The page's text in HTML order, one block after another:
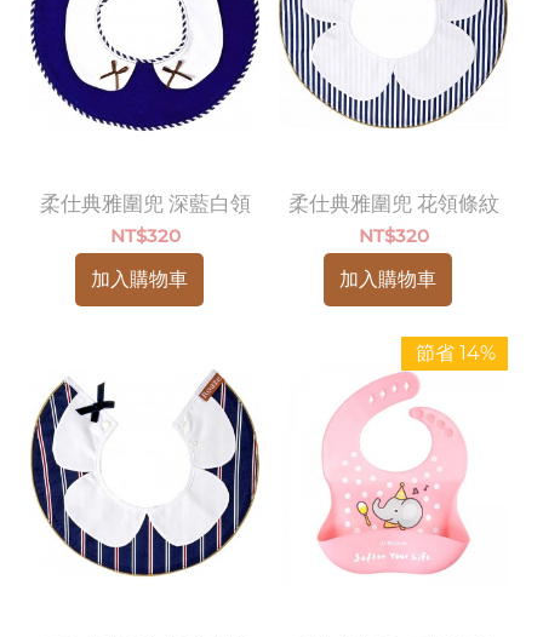
柔仕典雅圍兜 深藍白領
NT$320
加入購物車
柔仕典雅圍兜 花領條紋
NT$320
加入購物車
節省 14%